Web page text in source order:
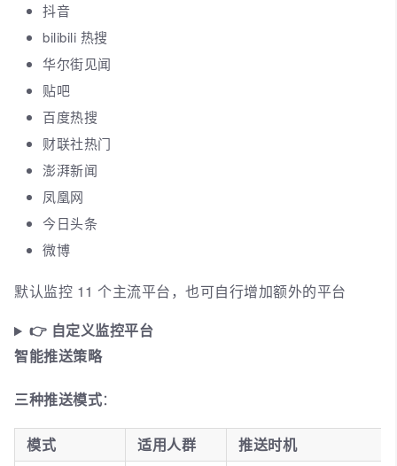
抖音
bilibili 热搜
华尔街见闻
贴吧
百度热搜
财联社热门
澎湃新闻
凤凰网
今日头条
微博
默认监控 11 个主流平台，也可自行增加额外的平台
👉 自定义监控平台
智能推送策略
三种推送模式：
模式 适用人群 推送时机